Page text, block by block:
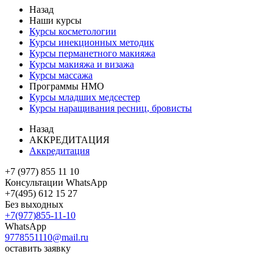
Назад
Наши курсы
Курсы косметологии
Курсы инекционных методик
Курсы перманетного макияжа
Курсы макияжа и визажа
Курсы массажа
Программы НМО
Курсы младших медсестер
Курсы наращивания ресниц, бровисты
Назад
АККРЕДИТАЦИЯ
Аккредитация
+7 (977) 855 11 10
Консультации WhatsApp
+7(495) 612 15 27
Без выходных
+7(977)855-11-10
WhatsApp
9778551110@mail.ru
оставить заявку